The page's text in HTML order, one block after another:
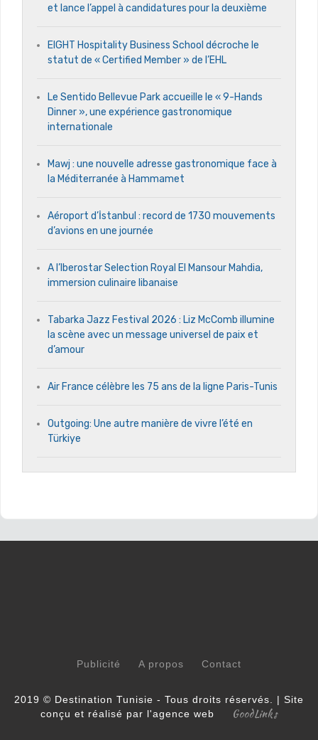
et lance l’appel à candidatures pour la deuxième
EIGHT Hospitality Business School décroche le
statut de « Certified Member » de l’EHL
Le Sentido Bellevue Park accueille le « 9-Hands
Dinner », une expérience gastronomique
internationale
Mawj : une nouvelle adresse gastronomique face à
la Méditerranée à Hammamet
Aéroport d’İstanbul : record de 1730 mouvements
d’avions en une journée
A l’Iberostar Selection Royal El Mansour Mahdia,
immersion culinaire libanaise
Tabarka Jazz Festival 2026 : Liz McComb illumine
la scène avec un message universel de paix et
d’amour
Air France célèbre les 75 ans de la ligne Paris-Tunis
Outgoing: Une autre manière de vivre l’été en
Türkiye
Publicité A propos Contact
2019 © Destination Tunisie - Tous droits réservés. | Site
conçu et réalisé par l'agence web
GoodLinks